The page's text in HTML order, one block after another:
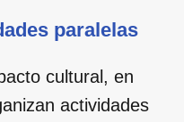
paralelas
cultural, en
actividades